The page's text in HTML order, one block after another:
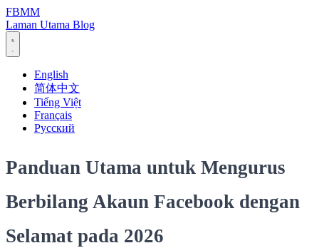
FBMM
Laman Utama Blog
English
简体中文
Tiếng Việt
Français
Русский
Panduan Utama untuk Mengurus
Berbilang Akaun Facebook dengan
Selamat pada 2026